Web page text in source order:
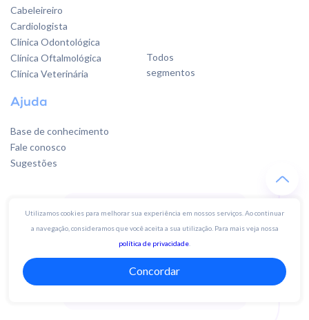
Todos
segmentos
Cabeleireiro
Cardiologista
Clínica Odontológica
Clínica Oftalmológica
Clínica Veterinária
Ajuda
Base de conhecimento
Fale conosco
Sugestões
Quer falar
com a gente?
Whatsapp 19 4003-3142
Utilizamos cookies para melhorar sua experiência em nossos serviços. Ao continuar
a navegação, consideramos que você aceita a sua utilização. Para mais veja nossa
política de privacidade
Concordar